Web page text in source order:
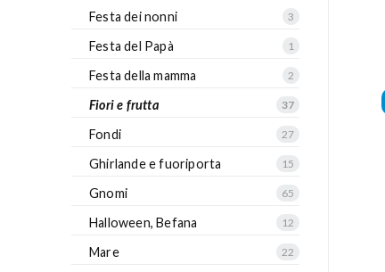
Festa dei nonni 3
Festa del Papà 1
Festa della mamma 2
Fiori e frutta 37
Fondi 27
Ghirlande e fuoriporta 15
Gnomi 65
Halloween, Befana 12
Mare 22